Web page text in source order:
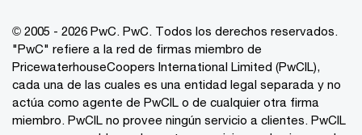
© 2005 - 2026 PwC. PwC. Todos los derechos reservados.
"PwC" refiere a la red de firmas miembro de
PricewaterhouseCoopers International Limited (PwCIL),
cada una de las cuales es una entidad legal separada y no
actúa como agente de PwCIL o de cualquier otra firma
miembro. PwCIL no provee ningún servicio a clientes. PwCIL